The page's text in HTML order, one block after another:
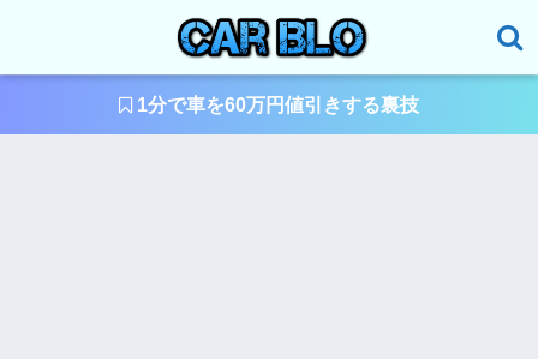
1分で車を60万円値引きする裏技